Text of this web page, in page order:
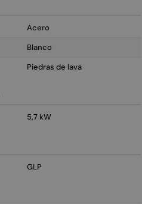
Acero
Blanco
Piedras de lava
5,7 kW
GLP